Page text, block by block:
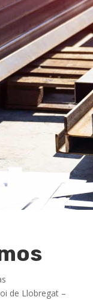
de Llobregat –